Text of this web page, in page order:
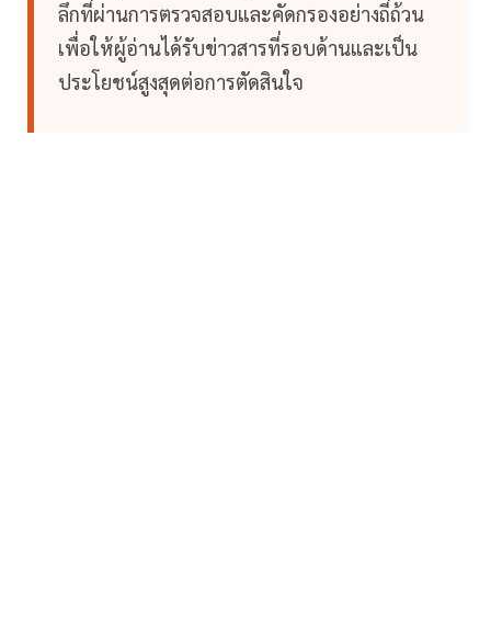
ลึกที่ผ่านการตรวจสอบและคัดกรองอย่างถี่ถ้วน
เพื่อให้ผู้อ่านได้รับข่าวสารที่รอบด้านและเป็น
ประโยชน์สูงสุดต่อการตัดสินใจ